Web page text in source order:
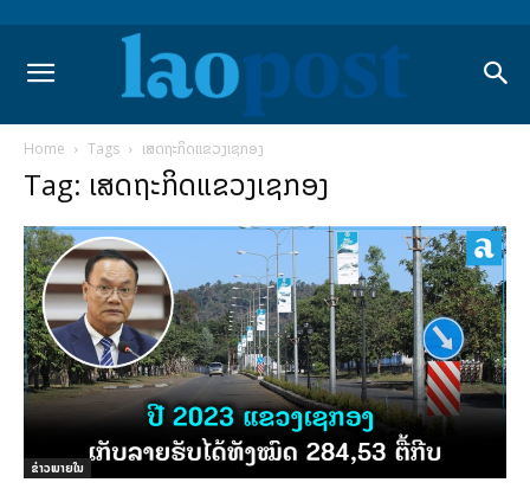
Home Tags ເສດຖະກິດແຂວງເຊກອງ
Tag: ເສດຖະກິດແຂວງເຊກອງ
ຂ່າວພາຍ​ໃນ